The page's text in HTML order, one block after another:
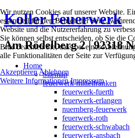
Koller Feuerwerk
Am Rödelberg 2 | 92318
Home
Sitemap
feuerwerk-mittelfranken
feuerwerk-fuerth
feuerwerk-erlangen
nuernberg-feuerwerk
feuerwerk-roth
feuerwerk-schwabach
feuerwerk-ansbach
Wir nutzen Cookies auf unserer Website.
essenziell für den Betrieb der Seite,
Website und die Nutzererfahrung zu
Sie können selbst entscheiden, ob Sie die
Bitte beachten Sie, dass bei einer
alle Funktionalitäten der Seite zur
AkzeptierenAblehnen
Weitere Informationen Impressum